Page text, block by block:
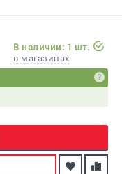
В наличии: 1 шт.
в магазинах